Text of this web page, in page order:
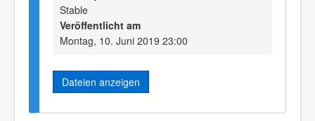
Stable
Veröffentlicht am
Montag, 10. Juni 2019 23:00
Dateien anzeigen